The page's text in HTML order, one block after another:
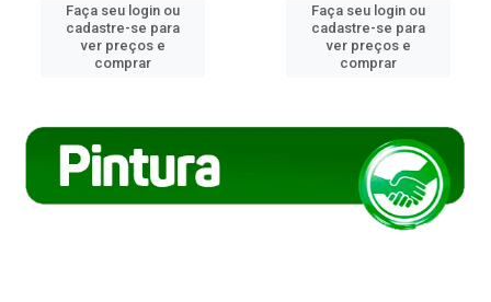
Faça seu login ou
cadastre-se para
ver preços e
comprar
Faça seu login ou
cadastre-se para
ver preços e
comprar